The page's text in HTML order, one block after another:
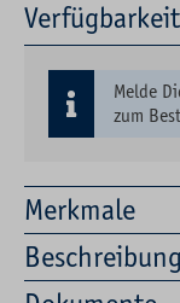
Merkmale
Beschreibung
Verfügbarkeit
Melde
zum